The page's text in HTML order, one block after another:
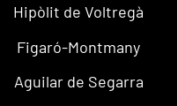
Hipòlit de Voltregà
Figaró-Montmany
Aguilar de Segarra